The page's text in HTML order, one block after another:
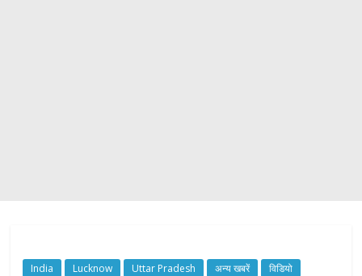
India Lucknow Uttar Pradesh अन्य खबरें विडियो